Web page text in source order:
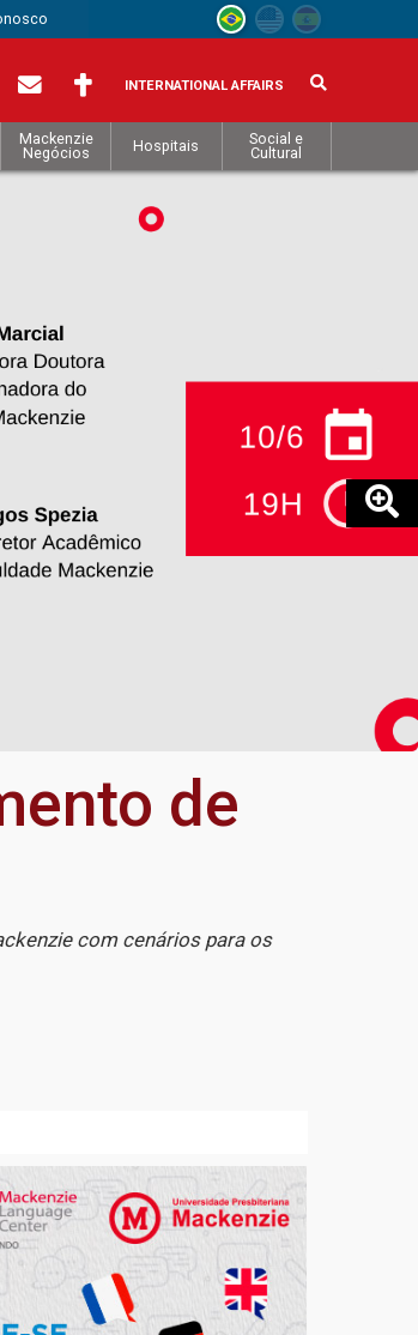
INTERNATIONAL AFFAIRS
Mackenzie
Negócios
Hospitais
Social e
Cultural
de
com cenários para os